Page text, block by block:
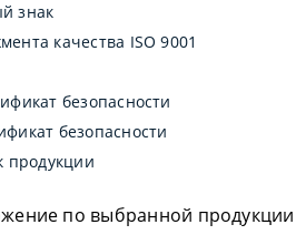
знак
качества ISO 9001
безопасности
безопасности
продукции
по выбранной продукции